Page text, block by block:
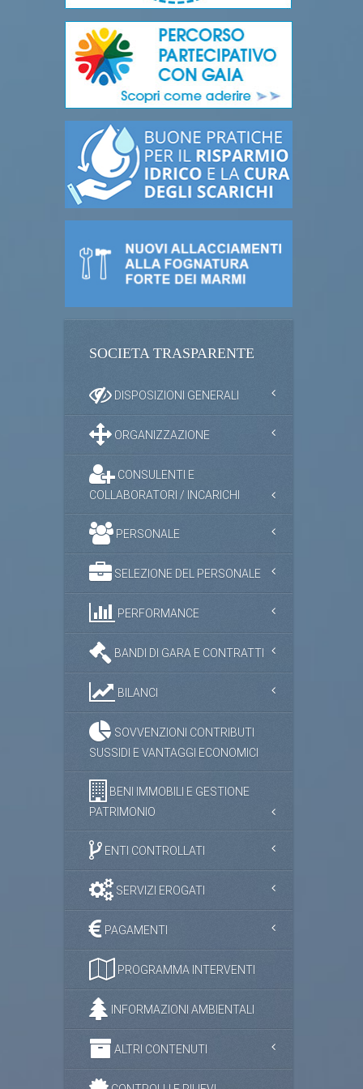
SOCIETA TRASPARENTE
DISPOSIZIONI GENERALI
ORGANIZZAZIONE
CONSULENTI E
COLLABORATORI / INCARICHI
PERSONALE
SELEZIONE DEL PERSONALE
PERFORMANCE
BANDI DI GARA E CONTRATTI
BILANCI
SOVVENZIONI CONTRIBUTI
SUSSIDI E VANTAGGI ECONOMICI
BENI IMMOBILI E GESTIONE
PATRIMONIO
ENTI CONTROLLATI
SERVIZI EROGATI
PAGAMENTI
PROGRAMMA INTERVENTI
INFORMAZIONI AMBIENTALI
ALTRI CONTENUTI